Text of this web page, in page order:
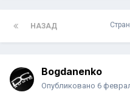
НАЗАД
Bogdanenko
Опубликовано 6